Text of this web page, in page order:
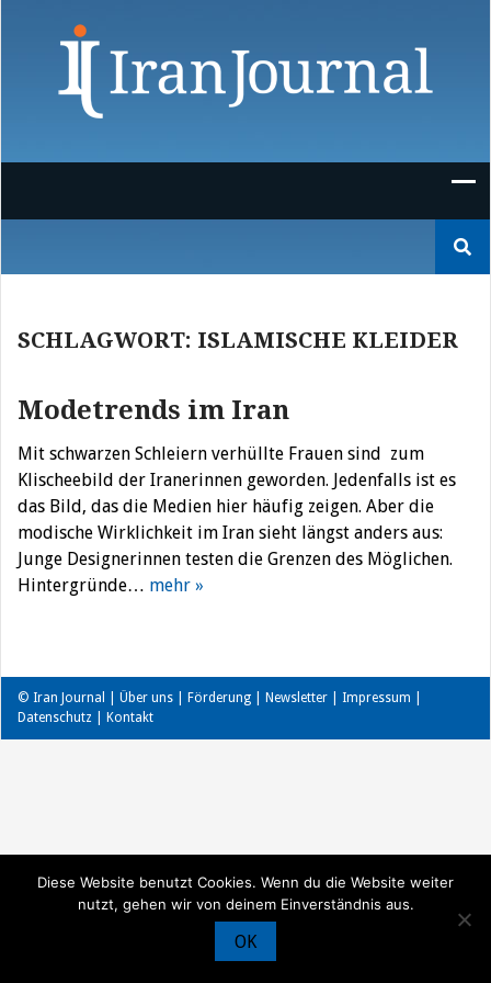
nach:
SCHLAGWORT: ISLAMISCHE KLEIDER
Modetrends im Iran
Mit schwarzen Schleiern verhüllte Frauen sind zum
Klischeebild der Iranerinnen geworden. Jedenfalls ist es
das Bild, das die Medien hier häufig zeigen. Aber die
modische Wirklichkeit im Iran sieht längst anders aus:
Junge Designerinnen testen die Grenzen des Möglichen.
Hintergründe… mehr »
© Iran Journal | Über uns Förderung Newsletter Impressum
Datenschutz
Kontakt
Diese Website benutzt Cookies. Wenn du die Website weiter
nutzt, gehen wir von deinem Einverständnis aus.
OK